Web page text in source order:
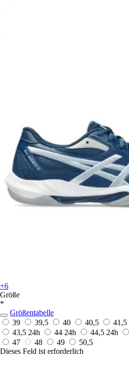
+6
Größe
*
Größentabelle
39
39,5 40 40,5 41,5
43,5 24h 44 24h 44,5 24h
47
48 49
50,5
Dieses Feld ist erforderlich